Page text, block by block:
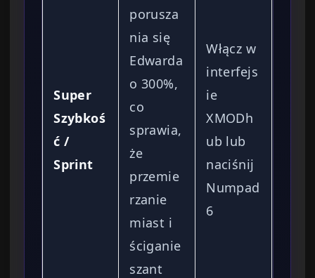
Super
Szybkoś
ć /
Sprint
porusza
nia się
Edwarda
o 300%,
co
sprawia,
że
przemie
rzanie
miast i
ściganie
szant
Włącz w
interfejs
ie
XMODh
ub lub
naciśnij
Numpad
6